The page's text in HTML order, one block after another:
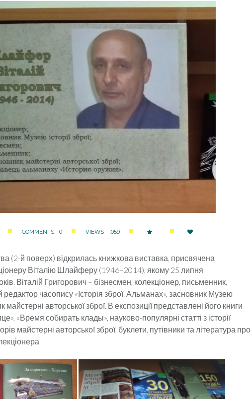
COMMENTS - 0 VIEWS - 1059
(2-й поверх) відкрилась книжкова виставка, присвячена
Віталію Шлайферу (1946–2014), якому 25 липня
Віталій Григорович – бізнесмен, колекціонер, письменник,
редактор часопису «Історія зброї. Альманах», засновник Музею
майстерні авторської зброї. В експозиції представлені його книги
«Время собирать клады», науково-популярні статті з історії
майстерні авторської зброї, буклети, путівники та література про